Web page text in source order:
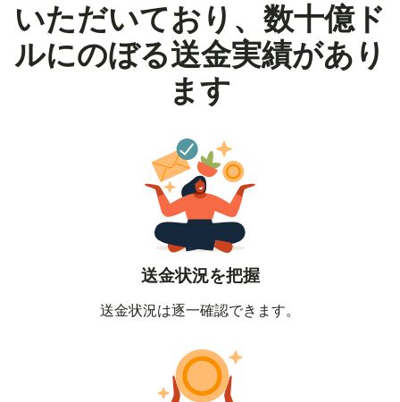
いただいており、数十億ド
ルにのぼる送金実績があり
ます
送金状況を把握
送金状況は逐一確認できます。